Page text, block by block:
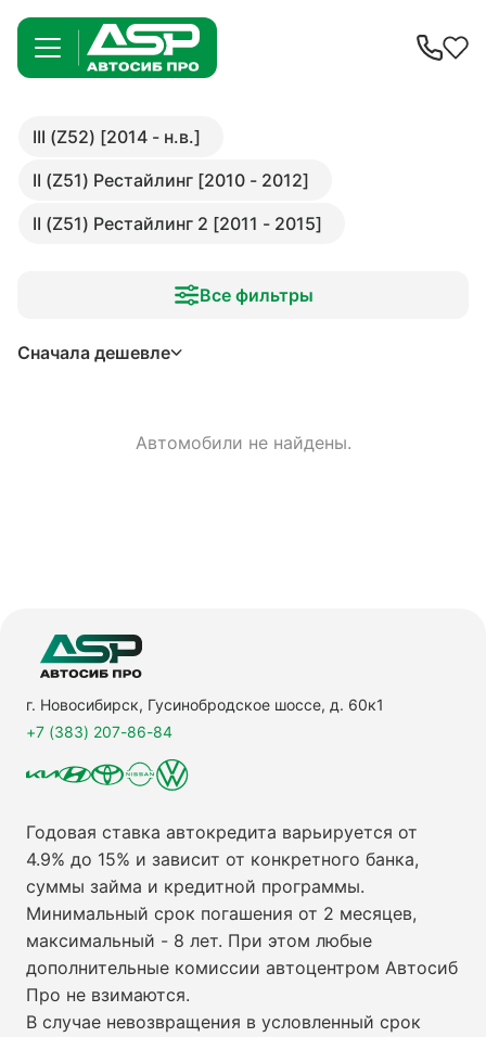
III (Z52) [2014 - н.в.]
II (Z51) Рестайлинг [2010 - 2012]
II (Z51) Рестайлинг 2 [2011 - 2015]
Все фильтры
Сначала дешевле
Автомобили не найдены.
г. Новосибирск, Гусинобродское шоссе, д. 60к1
+7 (383) 207-86-84
Годовая ставка автокредита варьируется от
4.9% до 15% и зависит от конкретного банка,
суммы займа и кредитной программы.
Минимальный срок погашения от 2 месяцев,
максимальный - 8 лет. При этом любые
дополнительные комиссии автоцентром Автосиб
Про не взимаются.
В случае невозвращения в условленный срок